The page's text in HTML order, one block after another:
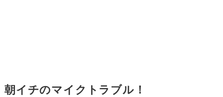
朝イチのマイクトラブル！